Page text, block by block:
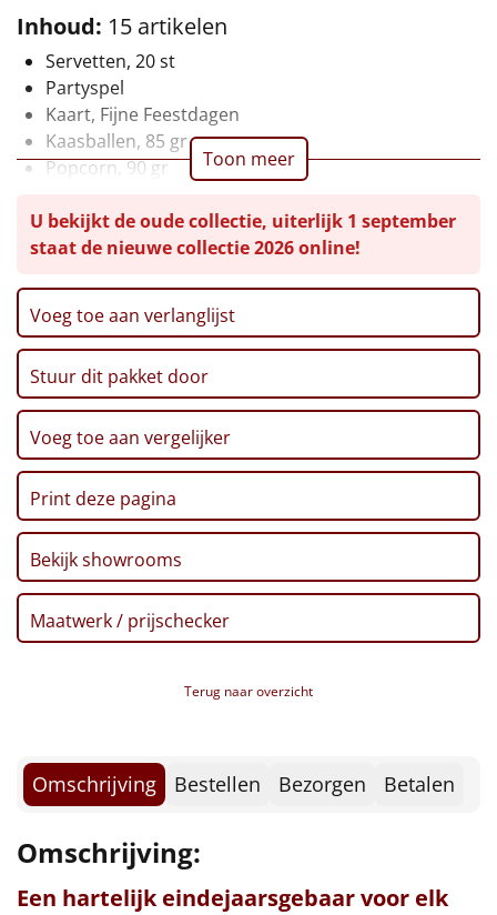
Leuke
Goedkope
Uniek
Alle thema's
Hitster NIEUW
Pizzarette
Tas
Wake up light
Borrelplank
Warmtekussen
NIEUW
Slowcooker POPULAIR
Alle artikelen
Overige
Ideeën
Inhoud: 15 artikelen
Servetten, 20 st
Partyspel
Kaart, Fijne Feestdagen
Kaasballen, 85 gr
Popcorn, 90 gr
Olijven, 50 gr
Mini Pretzels, 80 gr
Karamelsticks, 50 gr
Thee, 1,5 gr, 20 st
Broodstengels, 125 gr
Kerstmagazine 2025
Verpakt in een feestelijke kerstdoos
Toon meer
U bekijkt de oude collectie, uiterlijk 1 september
staat de nieuwe collectie 2026 online!
Voeg toe aan verlanglijst
Stuur dit pakket door
Voeg toe aan vergelijker
Print deze pagina
Bekijk showrooms
Maatwerk / prijschecker
Terug naar overzicht
Omschrijving Bestellen Bezorgen Betalen
Omschrijving:
Een hartelijk eindejaarsgebaar voor elk